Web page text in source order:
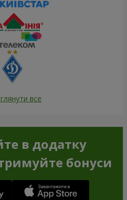
все
в додатку
бонуси